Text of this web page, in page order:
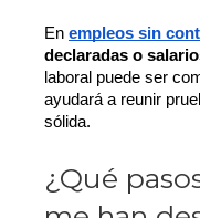
En empleos sin
declaradas o
laboral puede ser
ayudará a reunir
sólida.
¿Qué